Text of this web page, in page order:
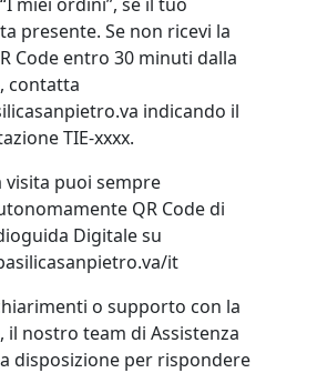
presente. Se non ricevi la
Code entro 30 minuti dalla
contatta
indicando il
TIE-xxxx.
puoi sempre
QR Code di
Digitale su
it
o supporto con la
il nostro team di Assistenza
disposizione per rispondere